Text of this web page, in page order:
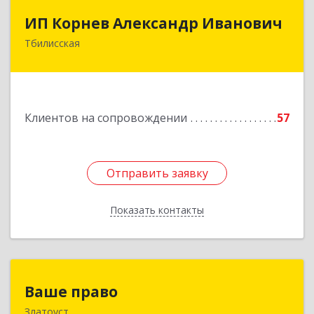
ИП Корнев Александр Иванович
Тбилисская
Клиентов на сопровождении 57
Отправить заявку
Показать контакты
352360, Краснодарский край, Тбилисский р-н,
Отправить заявку
Назад
Ваше право
Златоуст